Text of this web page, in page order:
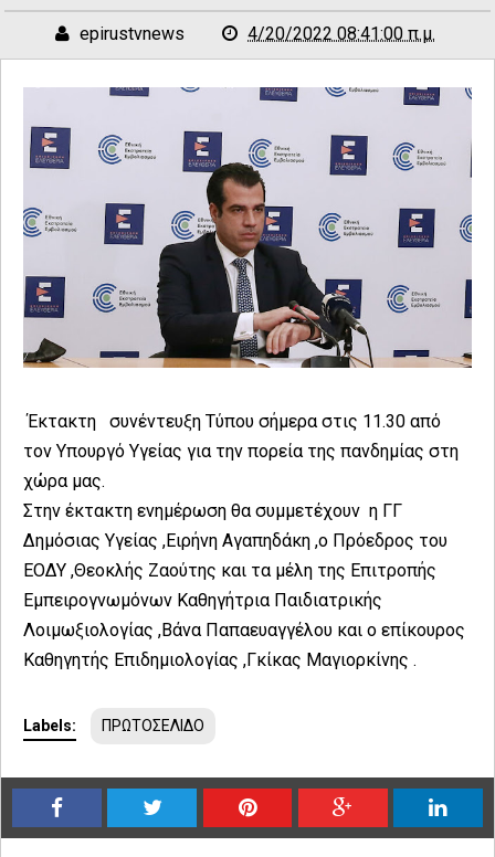
epirustvnews 4/20/2022 08:41:00 π.μ.
Έκτακτη συνέντευξη Τύπου σήμερα στις 11.30 από
τον Υπουργό Υγείας για την πορεία της πανδημίας στη
χώρα μας.
Στην έκτακτη ενημέρωση θα συμμετέχουν η ΓΓ
Δημόσιας Υγείας ,Ειρήνη Αγαπηδάκη ,ο Πρόεδρος του
ΕΟΔΥ ,Θεοκλής Ζαούτης και τα μέλη της Επιτροπής
Εμπειρογνωμόνων Καθηγήτρια Παιδιατρικής
Λοιμωξιολογίας ,Βάνα Παπαευαγγέλου και ο επίκουρος
Καθηγητής Επιδημιολογίας ,Γκίκας Μαγιορκίνης .
Labels: ΠΡΩΤΟΣΕΛΙΔΟ